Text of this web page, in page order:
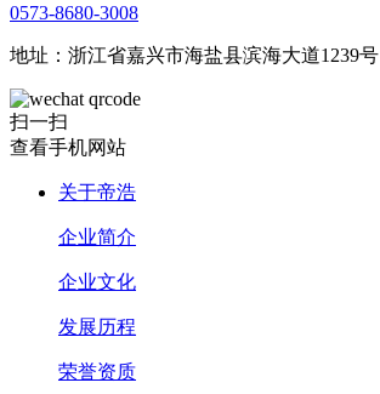
0573-8680-3008
地址：浙江省嘉兴市海盐县滨海大道1239号
扫一扫
查看手机网站
关于帝浩
企业简介
企业文化
发展历程
荣誉资质